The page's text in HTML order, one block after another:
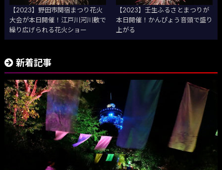
【2023】野田市関宿まつり花火
大会が本日開催！江戸川河川敷で
繰り広げられる花火ショー
【2023】壬生ふるさとまつりが
本日開催！かんぴょう音頭で盛り
上がる
新着記事